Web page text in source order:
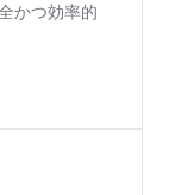
かつ効率的